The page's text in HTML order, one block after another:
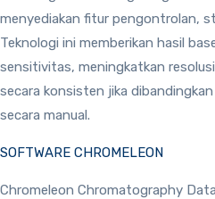
menyediakan fitur pengontrolan,
Teknologi ini memberikan hasil
sensitivitas, meningkatkan
secara konsisten jika
secara manual.
SOFTWARE CHROMELEON
Chromeleon Chromatography